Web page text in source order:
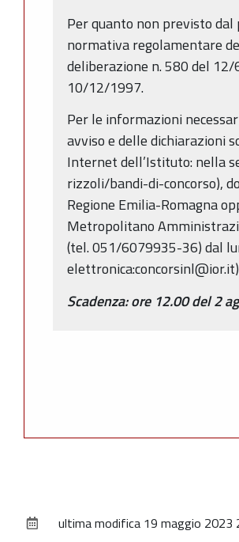
Per quanto non previsto
normativa regolamentare
deliberazione n. 580 del 12/
10/12/1997.
Per le informazioni
avviso e delle dichiarazioni
Internet dell’Istituto: nella
rizzoli/bandi-di-concorso),
Regione Emilia-Romagna
Metropolitano
(tel. 051/6079935-36) dal
Scadenza: ore 12.00 del 2
documentoultima modifica 19 maggio 2023